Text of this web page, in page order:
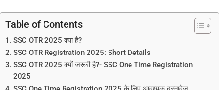
Table of Contents
SSC OTR 2025 क्या है?
SSC OTR Registration 2025: Short Details
SSC OTR 2025 क्यों जरूरी है?- SSC One Time Registration
2025